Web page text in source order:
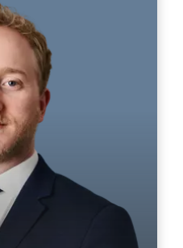
Domaine d’expertises :
Droit de la concurrence
et de la consommation